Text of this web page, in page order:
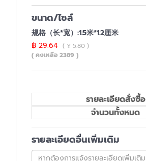
ขนาด/ไซส์
规格（长*宽）:1.5米*1.2厘米
฿ 29.64 ( ¥ 5.80 )
( คงเหลือ 2389 )
รายละเอียดสั่งซื้อ
จำนวนทั้งหมด
รายละเอียดอื่นเพิ่มเติม